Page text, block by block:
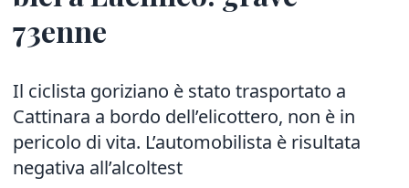
73enne
Il ciclista goriziano è stato trasportato a
Cattinara a bordo dell’elicottero, non è in
pericolo di vita. L’automobilista è risultata
negativa all’alcoltest